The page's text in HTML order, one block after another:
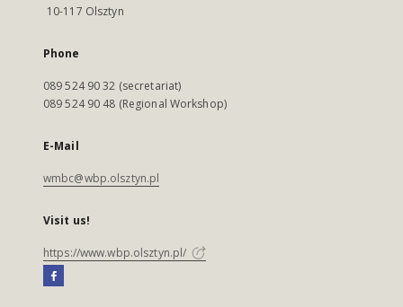
10-117 Olsztyn
Phone
089 524 90 32 (secretariat)
089 524 90 48 (Regional Workshop)
E-Mail
wmbc@wbp.olsztyn.pl
Visit us!
https://www.wbp.olsztyn.pl/